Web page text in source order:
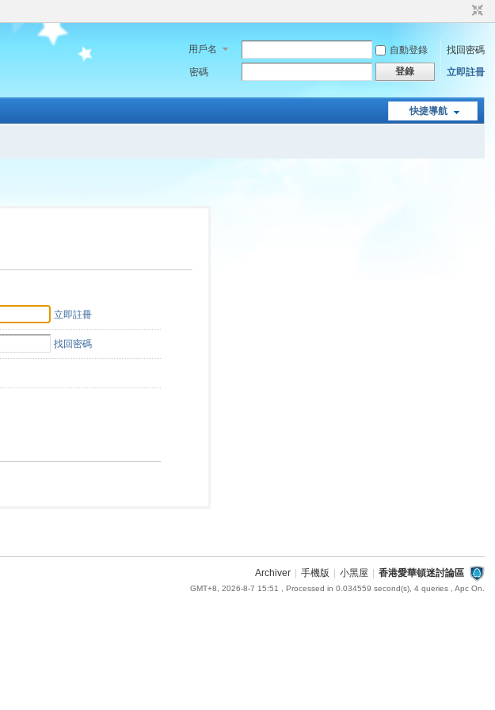
用戶名 自動登錄
找回密碼
密碼
登錄 立即註冊
快捷導航
立即註冊
找回密碼
Archiver 手機版 小黑屋 香港愛華頓迷討論區
GMT+8, 2026-8-7 15:51 , Processed in 0.034559 second(s), 4 queries , Apc On.